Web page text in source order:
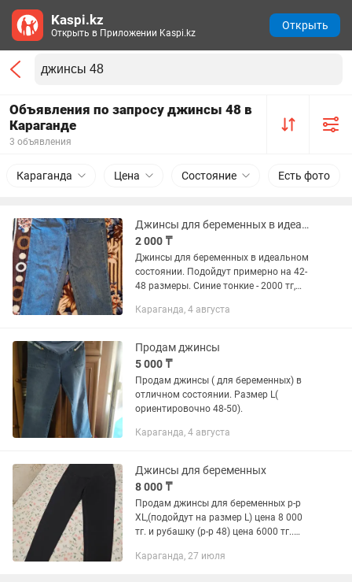
Объявления по запросу джинсы 48 в
Караганде
3 объявления
Караганда Цена Состояние Есть фото
Джинсы для беременных в идеальном состоянии
2 000 ₸
Джинсы для беременных в идеальном
состоянии. Подойдут примерно на 42-
48 размеры. Синие тонкие - 2000 тг,
до 165-170 см. Нужно мерить.
Караганда, 4 августа
Продам джинсы
5 000 ₸
Продам джинсы ( для беременных) в
отличном состоянии. Размер L(
ориентировочно 48-50).
Караганда, 4 августа
Джинсы для беременных
8 000 ₸
Продам джинсы для беременных р-р
XL,(подойдут на размер L) цена 8 000
тг. и рубашку (р-р 48) цена 6000 тг..
Караганда, 27 июля
Kaspi.kz
Открыть в Приложении Kaspi.kz
Открыть